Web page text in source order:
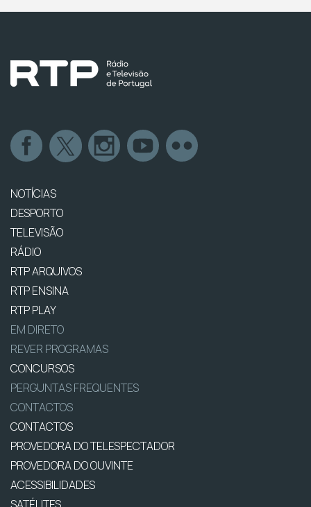
NOTÍCIAS
DESPORTO
TELEVISÃO
RÁDIO
RTP ARQUIVOS
RTP ENSINA
RTP PLAY
EM DIRETO
REVER PROGRAMAS
CONCURSOS
PERGUNTAS FREQUENTES
CONTACTOS
CONTACTOS
PROVEDORA DO TELESPECTADOR
PROVEDORA DO OUVINTE
ACESSIBILIDADES